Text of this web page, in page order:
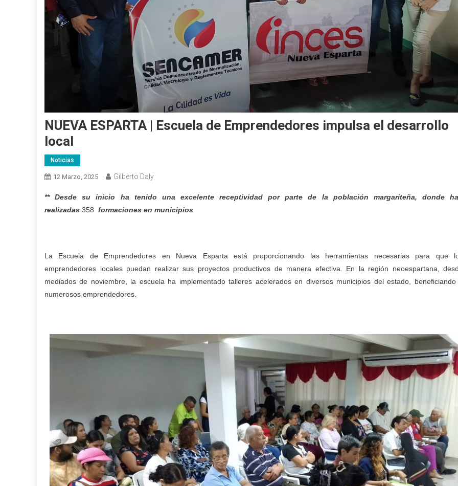
NUEVA ESPARTA | Escuela de Emprendedores impulsa el desarrollo
local
Noticias
12 Marzo, 2025 Gilberto Daly
** Desde su inicio ha tenido una excelente receptividad por parte de la población margariteña, donde
realizadas 358 formaciones en municipios
La Escuela de Emprendedores en Nueva Esparta está proporcionando las herramientas necesarias para que
emprendedores locales puedan realizar sus proyectos productivos de manera efectiva. En la región neoespartana,
mediados de noviembre, la escuela ha implementado talleres acelerados en diversos municipios del estado,
numerosos emprendedores.